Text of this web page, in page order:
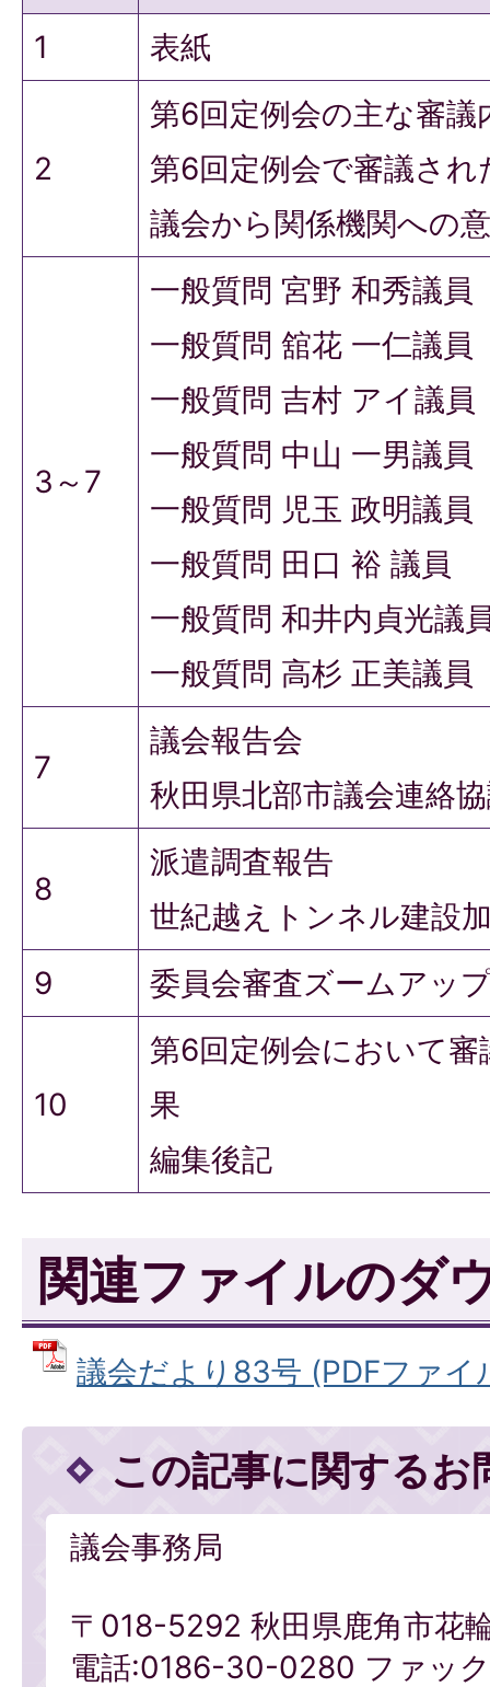
1 表紙
2
第6回定例会の主な審議
第6回定例会で審議さ
議会から関係機関への
3～7
一般質問 宮野 和秀議員
一般質問 舘花 一仁議員
一般質問 吉村 アイ議員
一般質問 中山 一男議員
一般質問 児玉 政明議員
一般質問 田口 裕 議員
一般質問 和井内貞光議
一般質問 高杉 正美議員
7
議会報告会
秋田県北部市議会連絡
8
派遣調査報告
世紀越えトンネル建設
9
委員会審査ズームアッ
10
第6回定例会において
果
編集後記
関連ファイルのダ
議会だより83号 (PDFファイ
この記事に関するお
議会事務局
〒018-5292 秋田県鹿角市花
電話:0186-30-0280 ファッ